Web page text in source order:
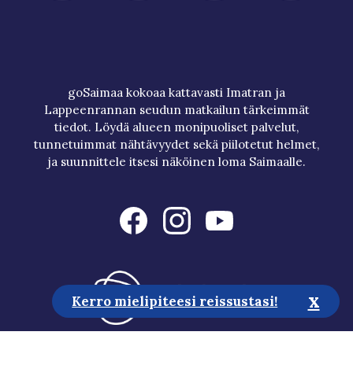
goSaimaa kokoaa kattavasti Imatran ja
Lappeenrannan seudun matkailun tärkeimmät
tiedot. Löydä alueen monipuoliset palvelut,
tunnetuimmat nähtävyydet sekä piilotetut helmet,
ja suunnittele itsesi näköinen loma Saimaalle.
Kerro mielipiteesi reissustasi! x